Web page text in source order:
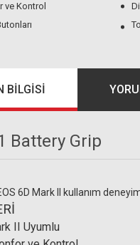
ve Kontrol
BILGISI
Battery Grip
6D Mark II kullanım
II Uyumlu